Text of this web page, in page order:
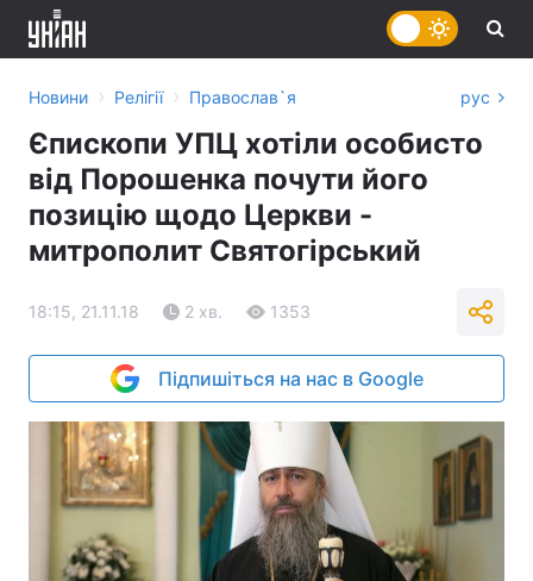
Новини › Релігії › Православ`я рус
Єпископи УПЦ хотіли особисто
від Порошенка почути його
позицію щодо Церкви -
митрополит Святогірський
18:15, 21.11.18 2 хв. 1353
Підпишіться на нас в Google